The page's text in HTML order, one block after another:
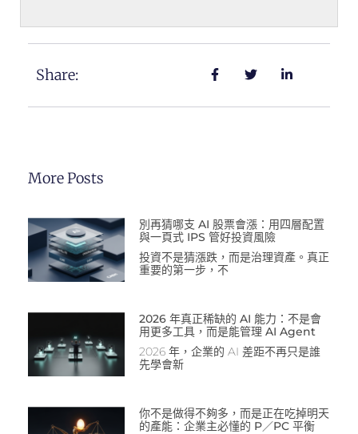
Share:
More Posts
別再猜哪支 AI 股票會漲：用四層配置
與一頁式 IPS 管好投資風險
投資不是猜漲跌，而是治理資產。真正
重要的第一步，不
2026 年真正稀缺的 AI 能力：不是會
用更多工具，而是能管理 AI Agent
2026 年，企業的 AI 差距不再只是誰
先學會新
你不是做得不夠多，而是正在吃掉明天
的產能：企業主必懂的 P／PC 平衡